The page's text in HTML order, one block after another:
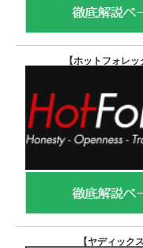
【ホットフォレッ
【ヤディックス